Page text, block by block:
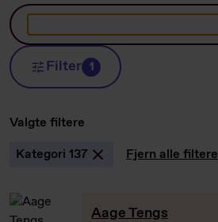
Filter 1
Valgte filtere
Kategori 137
Fjern alle filtere
Aage Tengs